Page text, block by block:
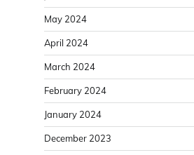
May 2024
April 2024
March 2024
February 2024
January 2024
December 2023